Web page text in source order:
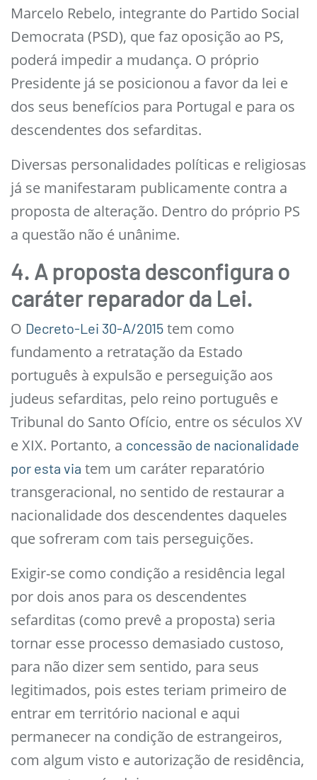
Marcelo Rebelo, integrante do Partido Social
Democrata (PSD), que faz oposição ao PS,
poderá impedir a mudança. O próprio
Presidente já se posicionou a favor da lei e
dos seus benefícios para Portugal e para os
descendentes dos sefarditas.
Diversas personalidades políticas e religiosas
já se manifestaram publicamente contra a
proposta de alteração. Dentro do próprio PS
a questão não é unânime.
4. A proposta desconfigura o
caráter reparador da Lei.
O Decreto-Lei 30-A/2015 tem como
fundamento a retratação da Estado
português à expulsão e perseguição aos
judeus sefarditas, pelo reino português e
Tribunal do Santo Ofício, entre os séculos XV
e XIX. Portanto, a concessão de nacionalidade
por esta via tem um caráter reparatório
transgeracional, no sentido de restaurar a
nacionalidade dos descendentes daqueles
que sofreram com tais perseguições.
Exigir-se como condição a residência legal
por dois anos para os descendentes
sefarditas (como prevê a proposta) seria
tornar esse processo demasiado custoso,
para não dizer sem sentido, para seus
legitimados, pois estes teriam primeiro de
entrar em território nacional e aqui
permanecer na condição de estrangeiros,
com algum visto e autorização de residência,